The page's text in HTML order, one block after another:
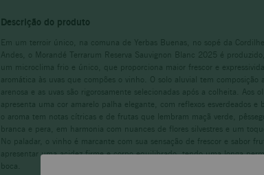
Descrição do produto
Em um terroir único, na comuna de Yerbas Buenas, no sopé da
Andes, o Morandé Terrarum Reserva Sauvignon Blanc 2025 é
um microclima frio e único, que proporciona maior frescor e
aromática às uvas que compões o vinho. O solo aluvial tem composição
arenosa e as uvas são rigorosamente selecionadas após a colheita. Aos
apresenta uma cor amarelo palha elegante, com reflexos esverdeados e
o aroma tem notas cítricas e de frutas que lembram maçã verde,
branca e pera, em harmonia com nuances de flores silvestres e um
No paladar, o vinho é marcante com sua sensação de frescor e sabor
apresentar uma acidez firme e corpo equilibrado, tendo uma longa
boca.